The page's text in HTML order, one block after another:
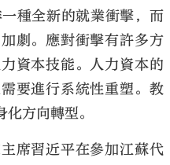
種全新的就業衝擊，而
劇。應對衝擊有許多方
資本技能。人力資本的
要進行系統性重塑。教
方向轉型。
席習近平在參加江蘇代